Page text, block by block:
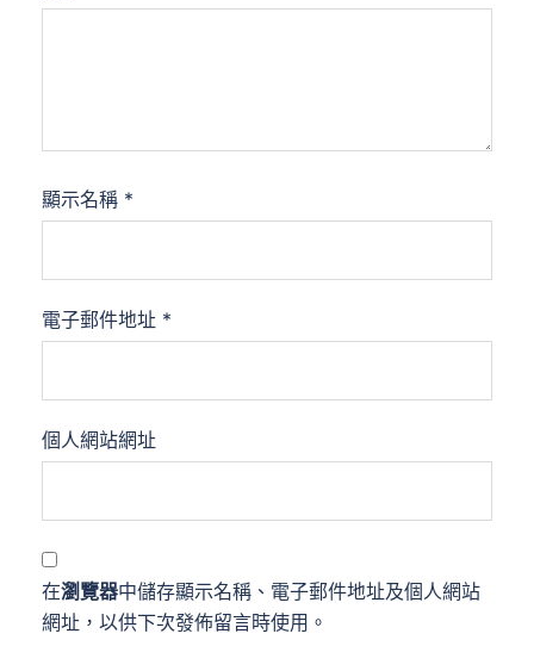
顯示名稱 *
電子郵件地址 *
個人網站網址
在瀏覽器中儲存顯示名稱、電子郵件地址及個人網站
網址，以供下次發佈留言時使用。